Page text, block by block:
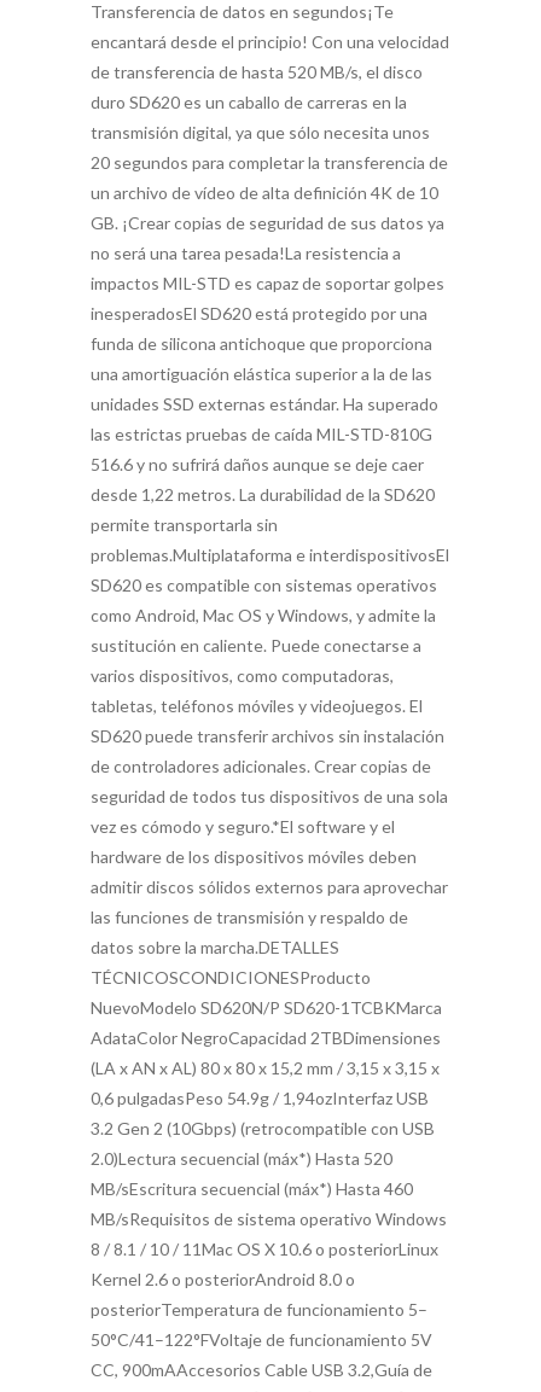
Transferencia de datos en segundos¡Te
encantará desde el principio! Con una velocidad
de transferencia de hasta 520 MB/s, el disco
duro SD620 es un caballo de carreras en la
transmisión digital, ya que sólo necesita unos
20 segundos para completar la transferencia de
un archivo de vídeo de alta definición 4K de 10
GB. ¡Crear copias de seguridad de sus datos ya
no será una tarea pesada!La resistencia a
impactos MIL-STD es capaz de soportar golpes
inesperadosEl SD620 está protegido por una
funda de silicona antichoque que proporciona
una amortiguación elástica superior a la de las
unidades SSD externas estándar. Ha superado
las estrictas pruebas de caída MIL-STD-810G
516.6 y no sufrirá daños aunque se deje caer
desde 1,22 metros. La durabilidad de la SD620
permite transportarla sin
problemas.Multiplataforma e interdispositivosEl
SD620 es compatible con sistemas operativos
como Android, Mac OS y Windows, y admite la
sustitución en caliente. Puede conectarse a
varios dispositivos, como computadoras,
tabletas, teléfonos móviles y videojuegos. El
SD620 puede transferir archivos sin instalación
de controladores adicionales. Crear copias de
seguridad de todos tus dispositivos de una sola
vez es cómodo y seguro.*El software y el
hardware de los dispositivos móviles deben
admitir discos sólidos externos para aprovechar
las funciones de transmisión y respaldo de
datos sobre la marcha.DETALLES
TÉCNICOSCONDICIONESProducto
NuevoModelo SD620N/P SD620-1TCBKMarca
AdataColor NegroCapacidad 2TBDimensiones
(LA x AN x AL) 80 x 80 x 15,2 mm / 3,15 x 3,15 x
0,6 pulgadasPeso 54.9g / 1,94ozInterfaz USB
3.2 Gen 2 (10Gbps) (retrocompatible con USB
2.0)Lectura secuencial (máx*) Hasta 520
MB/sEscritura secuencial (máx*) Hasta 460
MB/sRequisitos de sistema operativo Windows
8 / 8.1 / 10 / 11Mac OS X 10.6 o posteriorLinux
Kernel 2.6 o posteriorAndroid 8.0 o
posteriorTemperatura de funcionamiento 5–
50°C/41–122°FVoltaje de funcionamiento 5V
CC, 900mAAccesorios Cable USB 3.2,Guía de